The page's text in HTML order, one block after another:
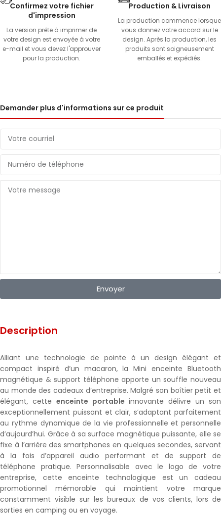
Confirmez votre fichier
d'impression
La version prête à imprimer de
votre design est envoyée à votre
e-mail et vous devez l'approuver
pour la production.
Production & Livraison
La production commence lorsque
vous donnez votre accord sur le
design. Après la production, les
produits sont soigneusement
emballés et expédiés.
Demander plus d'informations sur ce produit
Envoyer
Description
Alliant une technologie de pointe à un design élégant et
compact inspiré d’un macaron, la Mini enceinte Bluetooth
magnétique & support téléphone apporte un souffle nouveau
au monde des cadeaux d’entreprise. Malgré son boîtier petit et
élégant, cette enceinte portable innovante délivre un son
exceptionnellement puissant et clair, s’adaptant parfaitement
au rythme dynamique de la vie professionnelle et personnelle
d’aujourd’hui. Grâce à sa surface magnétique puissante, elle se
fixe à l’arrière des smartphones en quelques secondes, servant
à la fois d’appareil audio performant et de support de
téléphone pratique. Personnalisable avec le logo de votre
entreprise, cette enceinte technologique est un cadeau
promotionnel mémorable qui maintient votre marque
constamment visible sur les bureaux de vos clients, lors de
sorties en camping ou en voyage.